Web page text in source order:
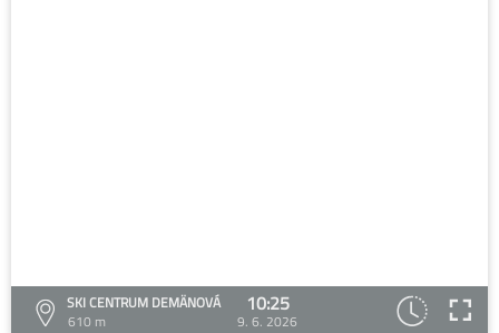
SKI CENTRUM DEMÄNOVÁ
610 m
10:25
9. 6. 2026